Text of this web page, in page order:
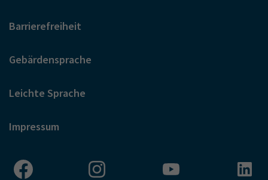
Barrierefreiheit
Gebärdensprache
Leichte Sprache
Impressum